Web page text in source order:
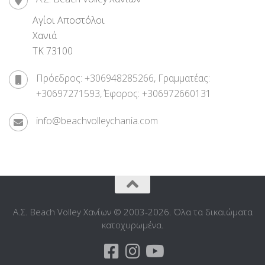
Αγίοι Αποστόλοι
Χανιά
ΤΚ 73100
Πρόεδρος: +306948285266, Γραμματέας:
+30697271593, Έφορος: +306972660131
info@beachvolleychania.com
Α.Σ. Beach Volley Χανίων © 2003-2026. Όλα τα δικαιώματα
κατοχυρωμένα.